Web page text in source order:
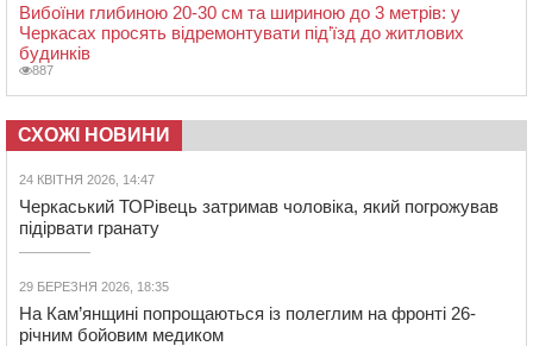
Вибоїни глибиною 20-30 см та шириною до 3 метрів: у
Черкасах просять відремонтувати під’їзд до житлових
будинків
887
СХОЖІ НОВИНИ
24 КВІТНЯ 2026, 14:47
Черкаський ТОРівець затримав чоловіка, який погрожував
підірвати гранату
29 БЕРЕЗНЯ 2026, 18:35
На Кам’янщині попрощаються із полеглим на фронті 26-
річним бойовим медиком